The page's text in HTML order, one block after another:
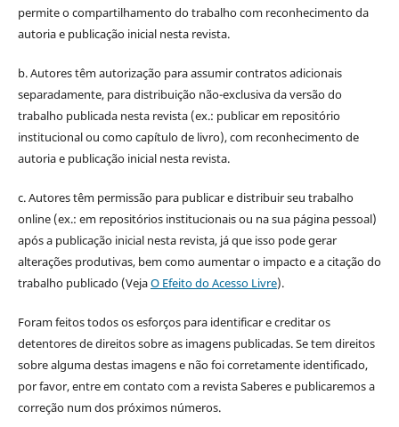
permite o compartilhamento do trabalho com reconhecimento da
autoria e publicação inicial nesta revista.
b. Autores têm autorização para assumir contratos adicionais
separadamente, para distribuição não-exclusiva da versão do
trabalho publicada nesta revista (ex.: publicar em repositório
institucional ou como capítulo de livro), com reconhecimento de
autoria e publicação inicial nesta revista.
c. Autores têm permissão para publicar e distribuir seu trabalho
online (ex.: em repositórios institucionais ou na sua página pessoal)
após a publicação inicial nesta revista, já que isso pode gerar
alterações produtivas, bem como aumentar o impacto e a citação do
trabalho publicado (VejaO Efeito do Acesso Livre).
Foram feitos todos os esforços para identificar e creditar os
detentores de direitos sobre as imagens publicadas. Se tem direitos
sobre alguma destas imagens e não foi corretamente identificado,
por favor, entre em contato com a revista Saberes e publicaremos a
correção num dos próximos números.